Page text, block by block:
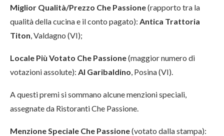
Miglior Qualità/Prezzo Che Passione(rapporto tra la
qualità della cucina e il conto pagato): Antica Trattoria
Titon, Valdagno (VI);
Locale Più Votato Che Passione(maggior numero di
votazioni assolute): Al Garibaldino, Posina (VI).
A questi premi si sommano alcune menzioni speciali,
assegnate da Ristoranti Che Passione.
Menzione Speciale Che Passione(votato dalla stampa):